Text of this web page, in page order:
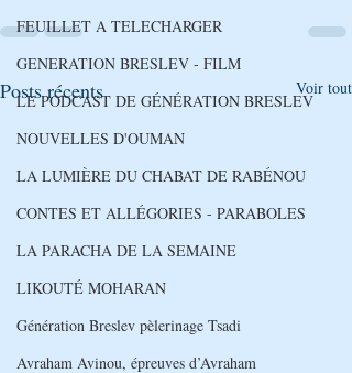
FEUILLET A TELECHARGER
GENERATION BRESLEV - FILM
LE PODCAST DE GÉNÉRATION BRESLEV
NOUVELLES D'OUMAN
LA LUMIÈRE DU CHABAT DE RABÉNOU
CONTES ET ALLÉGORIES - PARABOLES
LA PARACHA DE LA SEMAINE
LIKOUTÉ MOHARAN
Génération Breslev pèlerinage Tsadi
Avraham Avinou, épreuves d’Avraham
Posts récents Voir tout